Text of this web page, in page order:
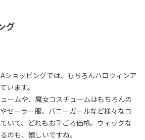
グ
ショッピングでは、もちろんハロウィンア
います。
ームや、魔女コスチュームはもちろんの
セーラー服、バニーガールなど様々なコ
いて、どれもお手ごろ価格。ウィッグな
のも、嬉しいですね。